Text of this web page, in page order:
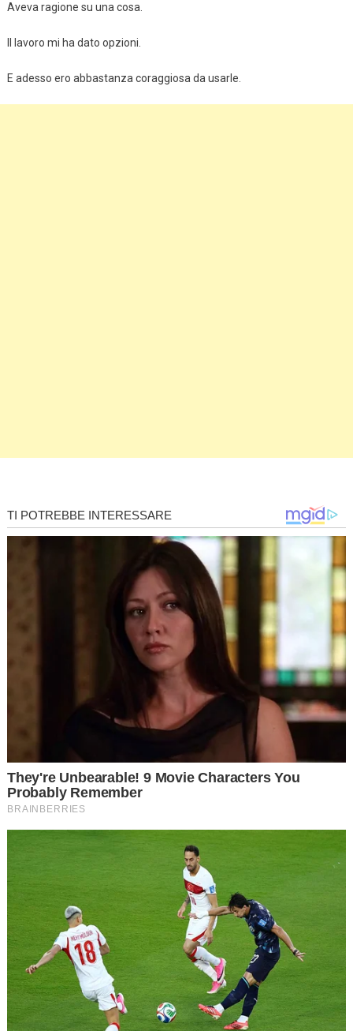
Aveva ragione su una cosa.
Il lavoro mi ha dato opzioni.
E adesso ero abbastanza coraggiosa da usarle.